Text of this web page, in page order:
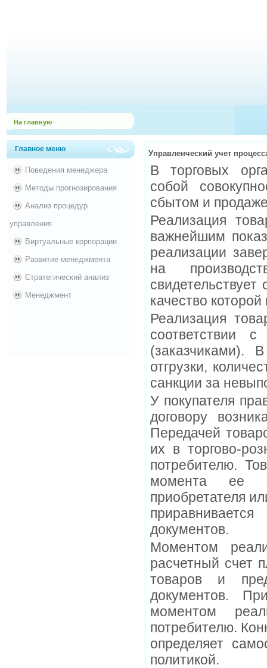
На главную
Главное меню
Поведения менеджера
Методы прогнозирования
Анализ процедур
управления
Виртуальные корпорации
Развитие менеджмента
Стратегический анализ
Менеджмент
Управленческий учет
В торговых
собой
сбытом и
Реализация
важнейшим
реализации
на
качество
Реализация
соответствии
(заказчиками).
отгрузки,
санкции за
У покупателя
договору
Передачей
их в торгово-
потребителю.
момента ее
приобретателя
документов.
Моментом
расчетный счет
товаров и
документов.
моментом
потребителю.
определяет
политикой.